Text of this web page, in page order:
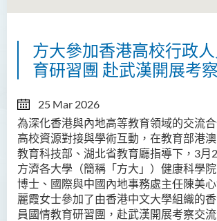
方大參加香港高校行政
育研習團 赴武漢開展考
25 Mar 2026
為深化香港與內地高等教育領域的交流
高校資源對接與學術互動，在教育部港
教育科技部、湖北省教育廳指導下，3月
方濟各大學（簡稱「方大」）健康科學
博士、國際與中國內地事務處主任陳美
麗霞女士參加了由香港中文大學組織的
員國情教育研習團，赴武漢開展考察交流
關於國際與中國
活動
最新消息
方大文化大使計